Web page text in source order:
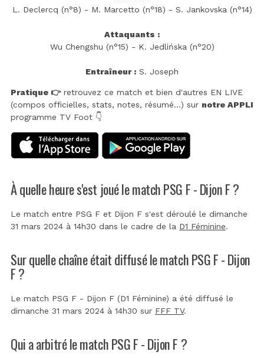
L. Declercq (n°8) - M. Marcetto (n°18) - S. Jankovska (n°14)
Attaquants :
Wu Chengshu (n°15) - K. Jedlińska (n°20)
Entraîneur : S. Joseph
Pratique 👉retrouvez ce match et bien d'autres EN LIVE
(compos officielles, stats, notes, résumé...) sur notre APPLI
programme TV Foot 👇
À quelle heure s'est joué le match PSG F - Dijon F ?
Le match entre PSG F et Dijon F s'est déroulé le dimanche
31 mars 2024 à 14h30 dans le cadre de la D1 Féminine.
Sur quelle chaîne était diffusé le match PSG F - Dijon
F ?
Le match PSG F - Dijon F (D1 Féminine) a été diffusé le
dimanche 31 mars 2024 à 14h30 sur FFF TV.
Qui a arbitré le match PSG F - Dijon F ?